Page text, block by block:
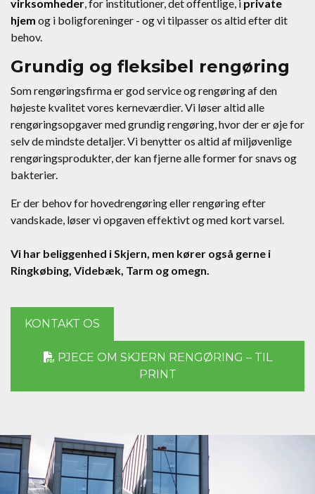
virksomheder, for institutioner, det offentlige, i private
hjem og i boligforeninger - og vi tilpasser os altid efter dit
behov.
Grundig og fleksibel rengøring
Som rengøringsfirma er god service og rengøring af den
højeste kvalitet vores kerneværdier. Vi løser altid alle
rengøringsopgaver med grundig rengøring, hvor der er øje for
selv de mindste detaljer. Vi benytter os altid af miljøvenlige
rengøringsprodukter, der kan fjerne alle former for snavs og
bakterier.
Er der behov for hovedrengøring eller rengøring efter
vandskade, løser vi opgaven effektivt og med kort varsel.
Vi har beliggenhed i Skjern, men kører også gerne i
Ringkøbing, Videbæk, Tarm og omegn.
KONTAKT OS
PJECE OM SKJERN RENGØRING – TIL
PRINT